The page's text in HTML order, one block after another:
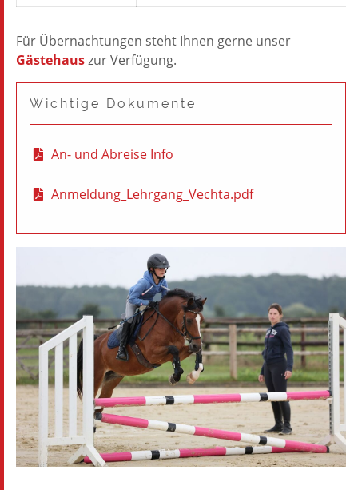
Für Übernachtungen steht Ihnen gerne unser
Gästehauszur Verfügung.
Wichtige Dokumente
An- und Abreise Info
Anmeldung_Lehrgang_Vechta.pdf